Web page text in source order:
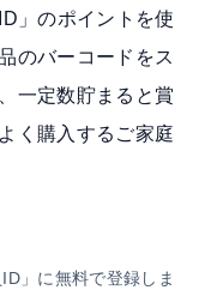
」のポイントを使
のバーコードをス
一定数貯まると賞
く購入するご家庭
」に無料で登録しま